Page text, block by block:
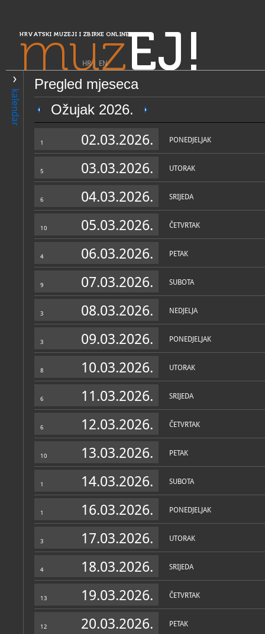
HRVATSKI MUZEJI I ZBIRKE ONLINE
muzEJ!
HR| EN
kalendar
Pregled mjeseca
Ožujak 2026.
1 02.03.2026. PONEDJELJAK
5 03.03.2026. UTORAK
6 04.03.2026. SRIJEDA
10 05.03.2026. ČETVRTAK
4 06.03.2026. PETAK
9 07.03.2026. SUBOTA
3 08.03.2026. NEDJELJA
3 09.03.2026. PONEDJELJAK
8 10.03.2026. UTORAK
6 11.03.2026. SRIJEDA
6 12.03.2026. ČETVRTAK
10 13.03.2026. PETAK
1 14.03.2026. SUBOTA
1 16.03.2026. PONEDJELJAK
3 17.03.2026. UTORAK
4 18.03.2026. SRIJEDA
13 19.03.2026. ČETVRTAK
12 20.03.2026. PETAK
PRETRAŽIVANJE
Središnja Hrvatska
Muzej moderne i
OPĆI PODACI
Zbirke